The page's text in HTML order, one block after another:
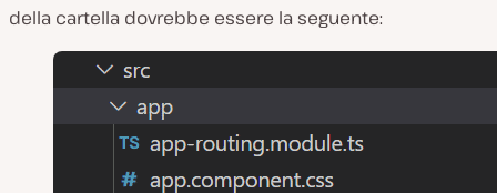
della cartella dovrebbe essere la seguente: